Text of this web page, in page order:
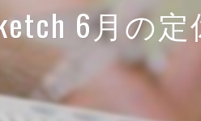
6月の定